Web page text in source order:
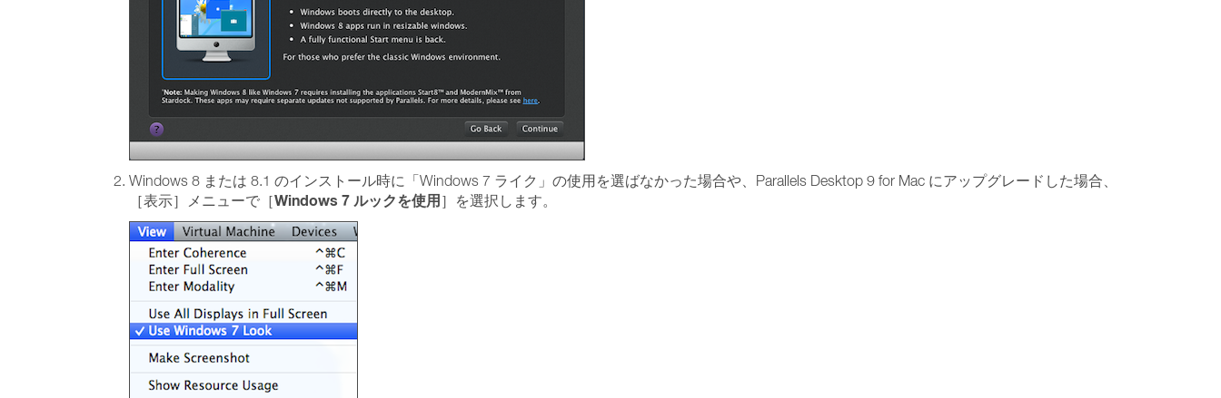
Windows 8 または 8.1 のインストール時に「Windows 7 ライク」の使用を選ばなかった場合や、Parallels Desktop 9 for Mac にアップグレードした場合、
［表示］メニューで［Windows 7 ルックを使用 ］を選択します。